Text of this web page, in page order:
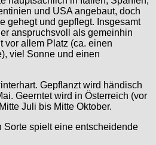
und USA angebaut, doch
gehegt und gepflegt. Insgesamt
anspruchsvoll als gemeinhin
vor allem Platz (ca. einen
viel Sonne und einen
Gepflanzt wird händisch
Geerntet wird in Österreich (vor
Juli bis Mitte Oktober.
Sorte spielt eine entscheidende